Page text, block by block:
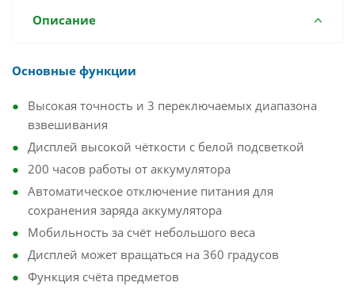
Описание
Основные функции
Высокая точность и 3 переключаемых диапазона
взвешивания
Дисплей высокой чёткости с белой подсветкой
200 часов работы от аккумулятора
Автоматическое отключение питания для
сохранения заряда аккумулятора
Мобильность за счёт небольшого веса
Дисплей может вращаться на 360 градусов
Функция счёта предметов